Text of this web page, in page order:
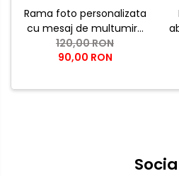
Rama foto personalizata
cu mesaj de multumire
pentru nasii de botez |
Cadou emotional pentru
120,00 RON
90,00 RON